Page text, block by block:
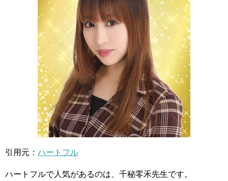
引用元： ハートフル
ハートフルで人気があるのは、千秘零禾先生です。